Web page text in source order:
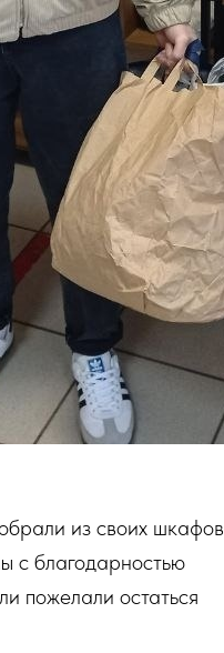
из своих шкафов
с благодарностью
пожелали остаться